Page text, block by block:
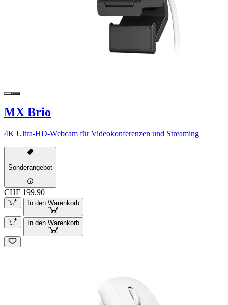
MX Brio
4K Ultra-HD-Webcam für Videokonferenzen und Streaming
Sonderangebot
CHF 199.90
In den Warenkorb
In den Warenkorb